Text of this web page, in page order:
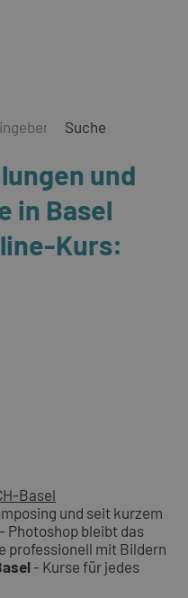
Suche
und
in Basel
Kurs:
Basel
und seit kurzem
Photoshop bleibt das
professionell mit Bildern
- Kurse für jedes